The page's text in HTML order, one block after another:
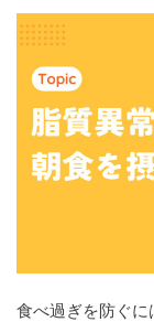
納豆
丼
5.2
塩さ
ばサ
ンド
5.3
オー
食べ過ぎを防ぐに